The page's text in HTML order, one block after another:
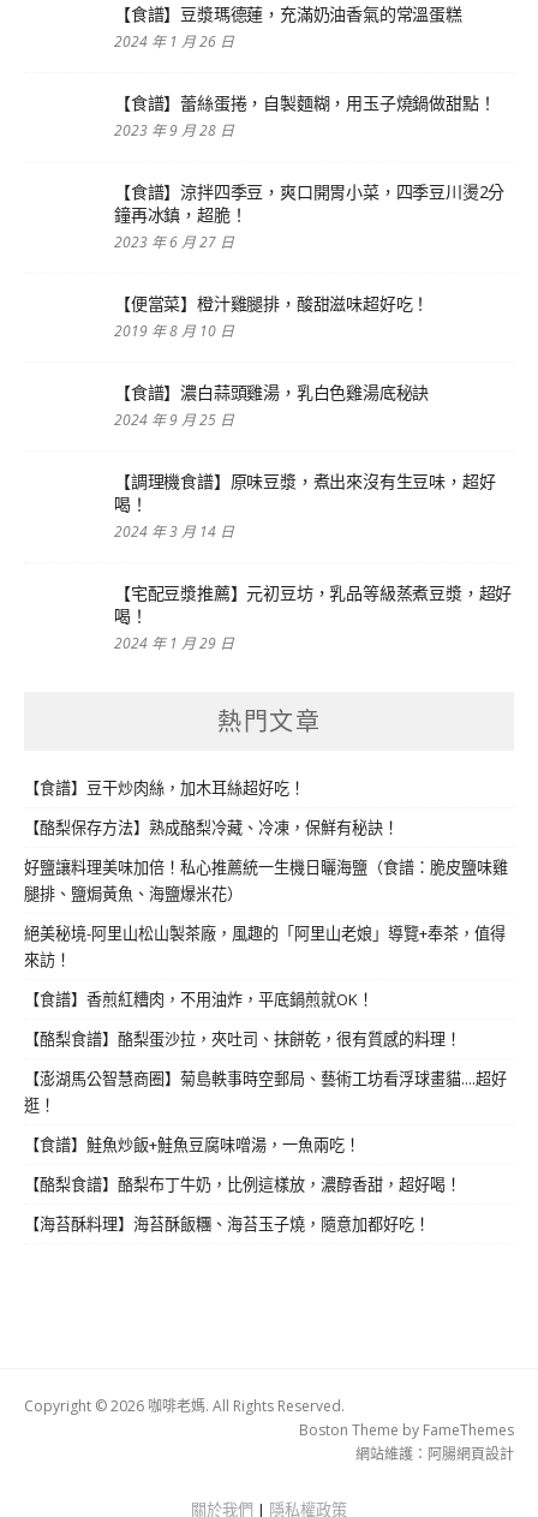
【食譜】豆漿瑪德蓮，充滿奶油香氣的常溫蛋糕
2024 年 1 月 26 日
【食譜】蕾絲蛋捲，自製麵糊，用玉子燒鍋做甜點！
2023 年 9 月 28 日
【食譜】涼拌四季豆，爽口開胃小菜，四季豆川燙2分
鐘再冰鎮，超脆！
2023 年 6 月 27 日
【便當菜】橙汁雞腿排，酸甜滋味超好吃！
2019 年 8 月 10 日
【食譜】濃白蒜頭雞湯，乳白色雞湯底秘訣
2024 年 9 月 25 日
【調理機食譜】原味豆漿，煮出來沒有生豆味，超好
喝！
2024 年 3 月 14 日
【宅配豆漿推薦】元初豆坊，乳品等級蒸煮豆漿，超好
喝！
2024 年 1 月 29 日
熱門文章
【食譜】豆干炒肉絲，加木耳絲超好吃！
【酪梨保存方法】熟成酪梨冷藏、冷凍，保鮮有秘訣！
好鹽讓料理美味加倍！私心推薦統一生機日曬海鹽（食譜：脆皮鹽味雞
腿排、鹽焗黃魚、海鹽爆米花）
絕美秘境-阿里山松山製茶廠，風趣的「阿里山老娘」導覽+奉茶，值得
來訪！
【食譜】香煎紅糟肉，不用油炸，平底鍋煎就OK！
【酪梨食譜】酪梨蛋沙拉，夾吐司、抹餅乾，很有質感的料理！
【澎湖馬公智慧商圈】菊島軼事時空郵局、藝術工坊看浮球畫貓....超好
逛！
【食譜】鮭魚炒飯+鮭魚豆腐味噌湯，一魚兩吃！
【酪梨食譜】酪梨布丁牛奶，比例這樣放，濃醇香甜，超好喝！
【海苔酥料理】海苔酥飯糰、海苔玉子燒，隨意加都好吃！
Copyright © 2026 咖啡老媽. All Rights Reserved.
Boston Theme by FameThemes
網站維護： 阿腸網頁設計
關於我們 | 隱私權政策